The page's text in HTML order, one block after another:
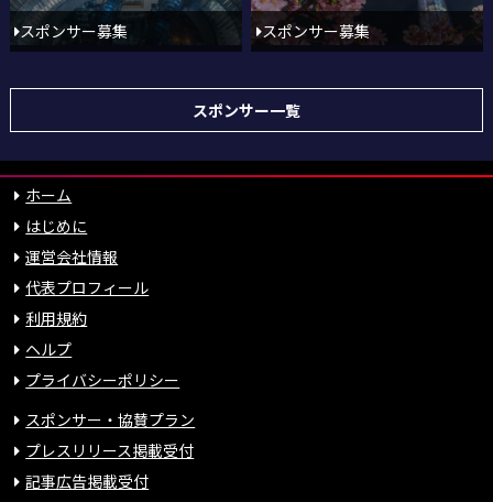
スポンサー募集 スポンサー募集
スポンサー一覧
ホーム
はじめに
運営会社情報
代表プロフィール
利用規約
ヘルプ
プライバシーポリシー
スポンサー・協賛プラン
プレスリリース掲載受付
記事広告掲載受付